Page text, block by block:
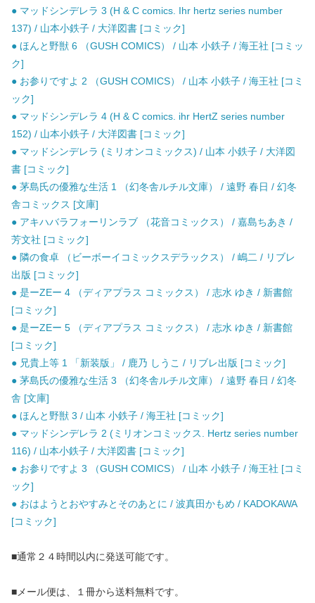
● マッドシンデレラ 3 (H & C comics. Ihr hertz series number
137) / 山本小鉄子 / 大洋図書 [コミック]
● ほんと野獣 6 （GUSH COMICS） / 山本 小鉄子 / 海王社 [コミッ
ク]
● お参りですよ 2 （GUSH COMICS） / 山本 小鉄子 / 海王社 [コミ
ック]
● マッドシンデレラ 4 (H & C comics. ihr HertZ series number
152) / 山本小鉄子 / 大洋図書 [コミック]
● マッドシンデレラ (ミリオンコミックス) / 山本 小鉄子 / 大洋図
書 [コミック]
● 茅島氏の優雅な生活 1 （幻冬舎ルチル文庫） / 遠野 春日 / 幻冬
舎コミックス [文庫]
● アキハバラフォーリンラブ （花音コミックス） / 嘉島ちあき /
芳文社 [コミック]
● 隣の食卓 （ビーボーイコミックスデラックス） / 嶋二 / リブレ
出版 [コミック]
● 是ーZEー 4 （ディアプラス コミックス） / 志水 ゆき / 新書館
[コミック]
● 是ーZEー 5 （ディアプラス コミックス） / 志水 ゆき / 新書館
[コミック]
● 兄貴上等 1 「新装版」 / 鹿乃 しうこ / リブレ出版 [コミック]
● 茅島氏の優雅な生活 3 （幻冬舎ルチル文庫） / 遠野 春日 / 幻冬
舎 [文庫]
● ほんと野獣 3 / 山本 小鉄子 / 海王社 [コミック]
● マッドシンデレラ 2 (ミリオンコミックス. Hertz series number
116) / 山本小鉄子 / 大洋図書 [コミック]
● お参りですよ 3 （GUSH COMICS） / 山本 小鉄子 / 海王社 [コミ
ック]
● おはようとおやすみとそのあとに / 波真田かもめ / KADOKAWA
[コミック]
■通常２４時間以内に発送可能です。
■メール便は、１冊から送料無料です。